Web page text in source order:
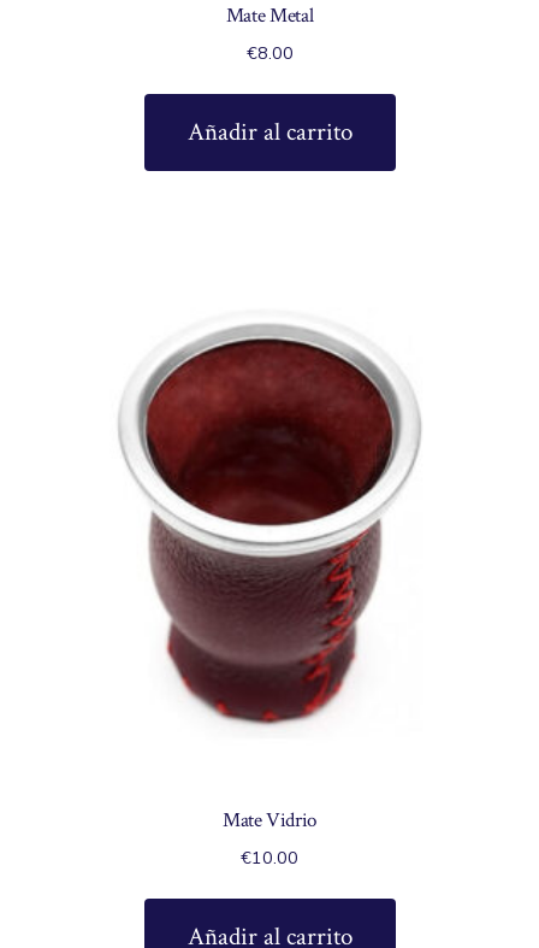
Mate Metal
€8.00
Añadir al carrito
Mate Vidrio
€10.00
Añadir al carrito